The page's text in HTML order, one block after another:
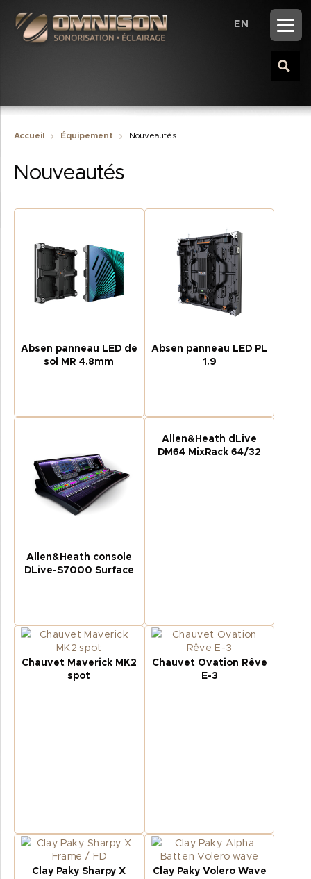
EN
Accueil Équipement Nouveautés
Nouveautés
Absen panneau LED de
sol MR 4.8mm
Absen panneau LED PL
1.9
Allen&Heath console
DLive-S7000 Surface
Allen&Heath dLive
DM64 MixRack 64/32
Chauvet Maverick MK2
spot
Chauvet Ovation Rêve
E-3
Clay Paky Sharpy X
Clay Paky Volero Wave